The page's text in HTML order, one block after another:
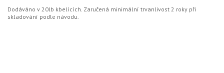
Dodáváno v 20lb kbelících. Zaručená minimální trvanlivost 2 roky při
skladování podle návodu.